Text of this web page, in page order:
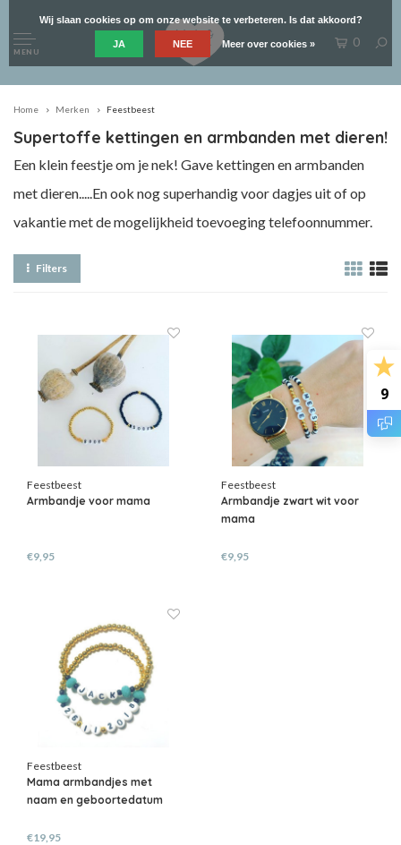
9
MENU
0
Home Merken Feestbeest
Supertoffe kettingen en armbanden met dieren!
Een klein feestje om je nek! Gave kettingen en armbanden
met dieren.....En ook nog superhandig voor dagjes uit of op
vakantie met de mogelijkheid toevoeging telefoonnummer.
Filters
Feestbeest
Armbandje voor mama
€9,95
Feestbeest
Armbandje zwart wit voor
mama
€9,95
Feestbeest
Mama armbandjes met
naam en geboortedatum
€19,95
Wij slaan cookies op om onze website te verbeteren. Is dat akkoord?
JA NEE Meer over cookies »